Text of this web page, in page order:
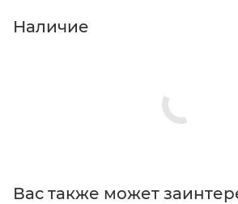
Наличие
Вас также может